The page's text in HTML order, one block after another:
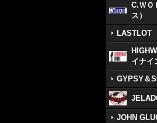
C.ＷＯ
ス）
LASTLOT
イナイ
GYPSY＆
JOHN